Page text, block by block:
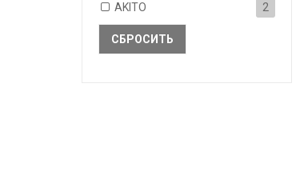
AKITO 2
СБРОСИТЬ